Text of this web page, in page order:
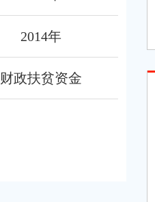
2014年
财政扶贫资金